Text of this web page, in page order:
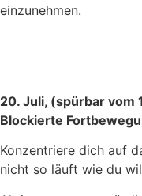
einzunehmen.
20. Juli, (spürbar vom
Blockierte
Konzentriere dich auf
nicht so läuft wie du